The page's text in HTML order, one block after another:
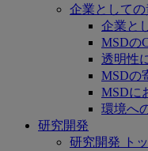
企業として
企業と
MSDの
透明性
MSDの
MSDに
環境へ
研究開発
研究開発 ト